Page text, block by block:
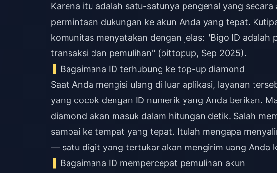
Karena itu adalah satu-satunya pengenal yang
permintaan dukungan ke akun Anda yang tepat.
komunitas menyatakan dengan jelas: "Bigo ID adalah
transaksi dan pemulihan" (bittopup, Sep 2025).
Bagaimana ID terhubung ke top-up diamond
Saat Anda mengisi ulang di luar aplikasi, layanan
yang cocok dengan ID numerik yang Anda berikan.
diamond akan masuk dalam hitungan detik. Salah
sampai ke tempat yang tepat. Itulah mengapa
— satu digit yang tertukar akan mengirim uang Anda
Bagaimana ID mempercepat pemulihan akun